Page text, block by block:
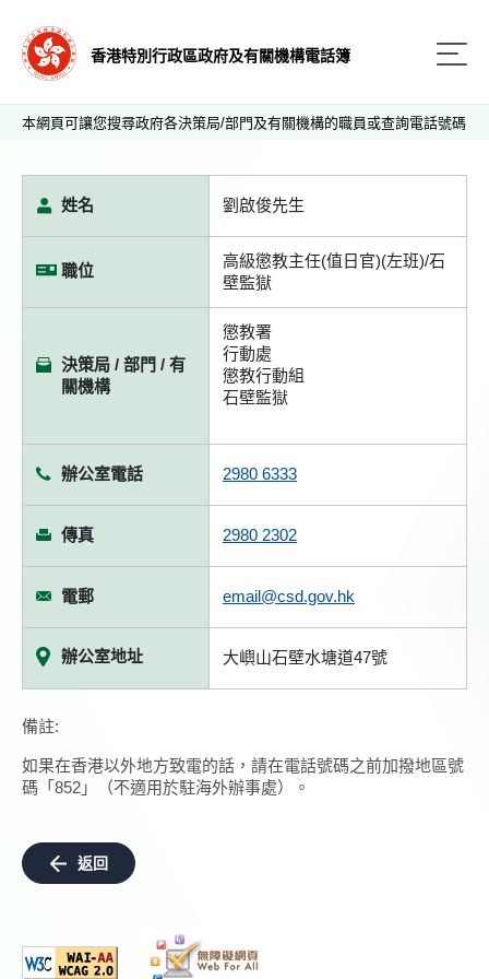
香港特別行政區政府及有關機構電話簿
本網頁可讓您搜尋政府各決策局/部門及有關機構的職員或查詢電話號碼
姓名 劉啟俊先生
職位
高級懲教主任(值日官)(左班)/石
壁監獄
決策局 / 部門 / 有
關機構
懲教署
行動處
懲教行動組
石壁監獄
辦公室電話 2980 6333
傳真 2980 2302
電郵 email@csd.gov.hk
辦公室地址 大嶼山石壁水塘道47號
備註:
如果在香港以外地方致電的話，請在電話號碼之前加撥地區號
碼「852」（不適用於駐海外辦事處）。
返回